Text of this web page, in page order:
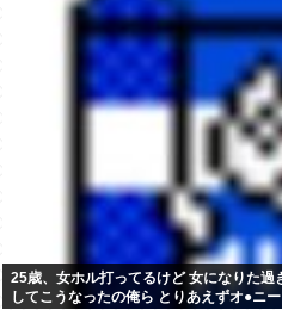
25歳、女ホル打ってるけど 女になりた過
してこうなったの俺ら とりあえずオ●ニ